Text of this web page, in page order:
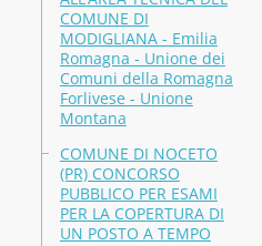
COMUNE DI
MODIGLIANA - Emilia
Romagna - Unione dei
Comuni della Romagna
Forlivese - Unione
Montana
COMUNE DI NOCETO
(PR) CONCORSO
PUBBLICO PER ESAMI
PER LA COPERTURA DI
UN POSTO A TEMPO